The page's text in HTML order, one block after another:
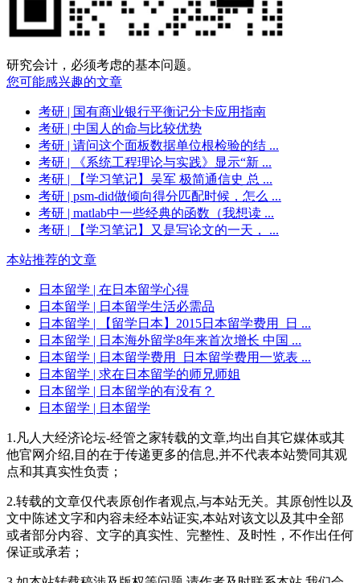
研究会计，必须考虑的基本问题。
您可能感兴趣的文章
考研 | 国有商业银行平衡记分卡应用指南
考研 | 中国人的命与比较优势
考研 | 请问这个面板数据单位根检验的结 ...
考研 | 《系统工程理论与实践》显示“新 ...
考研 | 【学习笔记】吴军 极简通信史 总 ...
考研 | psm-did做倾向得分匹配时候，怎么 ...
考研 | matlab中一些经典的函数（我想读 ...
考研 | 【学习笔记】又是写论文的一天， ...
本站推荐的文章
日本留学 | 在日本留学心得
日本留学 | 日本留学生活必需品
日本留学 | 【留学日本】2015日本留学费用_日 ...
日本留学 | 日本海外留学8年来首次增长 中国 ...
日本留学 | 日本留学费用_日本留学费用一览表 ...
日本留学 | 求在日本留学的师兄师姐
日本留学 | 日本留学的有没有？
日本留学 | 日本留学
1.凡人大经济论坛-经管之家转载的文章,均出自其它媒体或其
他官网介绍,目的在于传递更多的信息,并不代表本站赞同其观
点和其真实性负责；
2.转载的文章仅代表原创作者观点,与本站无关。其原创性以及
文中陈述文字和内容未经本站证实,本站对该文以及其中全部
或者部分内容、文字的真实性、完整性、及时性，不作出任何
保证或承若；